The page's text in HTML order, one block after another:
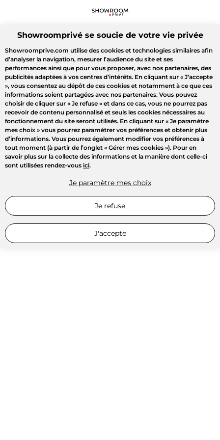
Showroomprivé se soucie de votre vie privée
Showroomprive.com utilise des cookies et technologies similaires afin
d’analyser la navigation, mesurer l’audience du site et ses
performances ainsi que pour vous proposer, avec nos partenaires, des
publicités adaptées à vos centres d’intérêts. En cliquant sur « J’accepte
», vous consentez au dépôt de ces cookies et notamment à ce que ces
informations soient partagées avec nos partenaires. Vous pouvez
choisir de cliquer sur « Je refuse » et dans ce cas, vous ne pourrez pas
recevoir de contenu personnalisé et seuls les cookies nécessaires au
fonctionnement du site seront utilisés. En cliquant sur « Je paramètre
mes choix » vous pourrez paramétrer vos préférences et obtenir plus
d’informations. Vous pourrez également modifier vos préférences à
tout moment (à partir de l’onglet « Gérer mes cookies »). Pour en
savoir plus sur la collecte des informations et la manière dont celle-ci
sont utilisées rendez-vous ici.
Je paramètre mes choix
Je refuse
J'accepte